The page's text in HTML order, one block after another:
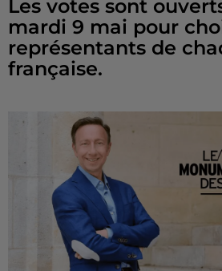
Les votes sont
mardi 9 mai pour
représentants de
française.